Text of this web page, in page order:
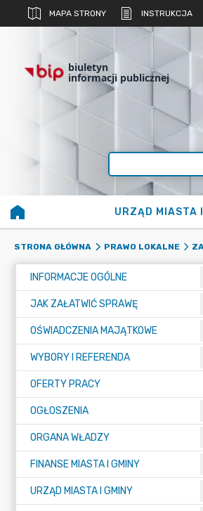
MAPA STRONY INSTRUKCJA
biuletyn
informacji publicznej
URZĄD MIASTA
STRONA GŁÓWNA PRAWO LOKALNE
INFORMACJE OGÓLNE
JAK ZAŁATWIĆ SPRAWĘ
OŚWIADCZENIA MAJĄTKOWE
WYBORY I REFERENDA
OFERTY PRACY
OGŁOSZENIA
ORGANA WŁADZY
FINANSE MIASTA I GMINY
URZĄD MIASTA I GMINY